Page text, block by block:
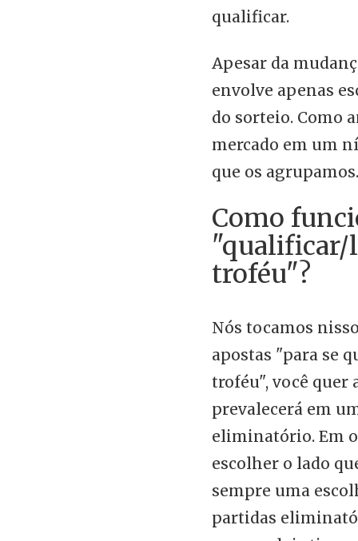
qualificar.
Apesar da
envolve apenas
do sorteio. Como
mercado em um
que os agrupamos.
Como
"qualificar/
troféu"?
Nós tocamos
apostas "para se
troféu", você quer
prevalecerá em
eliminatório. Em
escolher o lado
sempre uma
partidas